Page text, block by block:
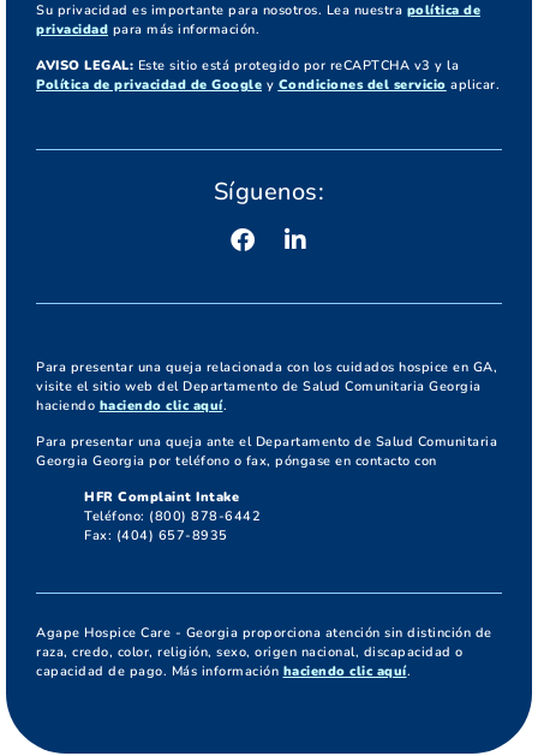
Su privacidad es importante para nosotros. Lea nuestra política de
privacidad para más información.
AVISO LEGAL: Este sitio está protegido por reCAPTCHA v3 y la
Política de privacidad de Google y Condiciones del servicio aplicar.
Síguenos:
Para presentar una queja relacionada con los cuidados hospice en GA,
visite el sitio web del Departamento de Salud Comunitaria Georgia
haciendo haciendo clic aquí.
Para presentar una queja ante el Departamento de Salud Comunitaria
Georgia Georgia por teléfono o fax, póngase en contacto con
HFR Complaint Intake
Teléfono: (800) 878-6442
Fax: (404) 657-8935
Agape Hospice Care - Georgia proporciona atención sin distinción de
raza, credo, color, religión, sexo, origen nacional, discapacidad o
capacidad de pago. Más información haciendo clic aquí.